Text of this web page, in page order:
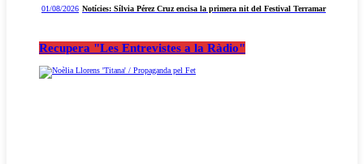
01/08/2026 Notícies: Sílvia Pérez Cruz encisa la primera nit del Festival Terramar
Recupera "Les Entrevistes a la Ràdio"